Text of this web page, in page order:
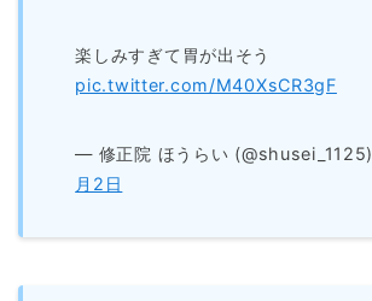
楽しみすぎて胃が出そう
pic.twitter.com/M40XsCR3gF
— 修正院 ほうらい (@shusei_1125)
月2日